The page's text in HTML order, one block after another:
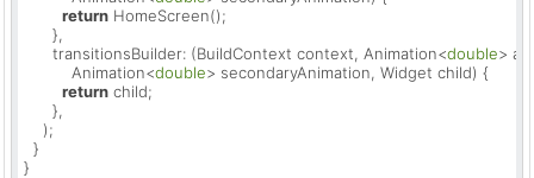
return HomeScreen();
      },
      transitionsBuilder: (BuildContext context, Animation<
double>
          Animation<
double> secondaryAnimation, Widget child) {
return child;
      },
    );
  }
}